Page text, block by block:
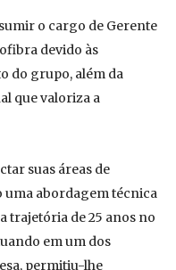
o cargo de Gerente
devido às
do grupo, além da
que valoriza a
suas áreas de
abordagem técnica
trajetória de 25 anos no
em um dos
permitiu-lhe